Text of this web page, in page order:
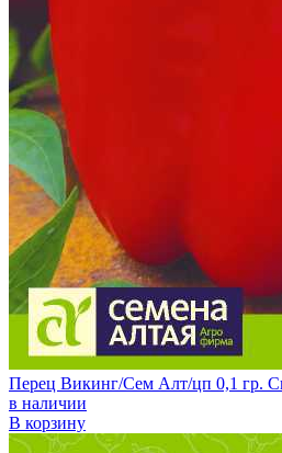
Перец Викинг/Сем Алт/цп 0,1 гр.
в наличии
В корзину